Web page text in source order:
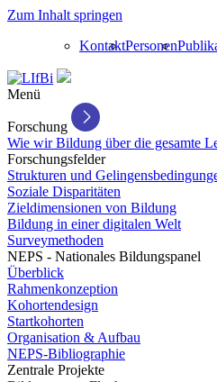
Zum Inhalt springen
KontaktPersonen
Menü
Forschung
Wie wir Bildung über die gesamte
Forschungsfelder
Strukturen und
Soziale Disparitäten
Zieldimensionen von Bildung
Bildung in einer digitalen Welt
Surveymethoden
NEPS - Nationales Bildungspanel
Überblick
Rahmenkonzeption
Kohortendesign
Startkohorten
Organisation & Aufbau
NEPS-Bibliographie
Zentrale Projekte